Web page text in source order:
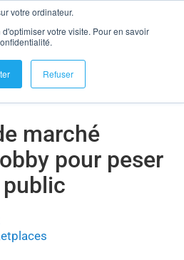
votre ordinateur.
votre visite. Pour en savoir
Refuser
connecter
leur lobby pour peser sur le débat
marché
pour peser